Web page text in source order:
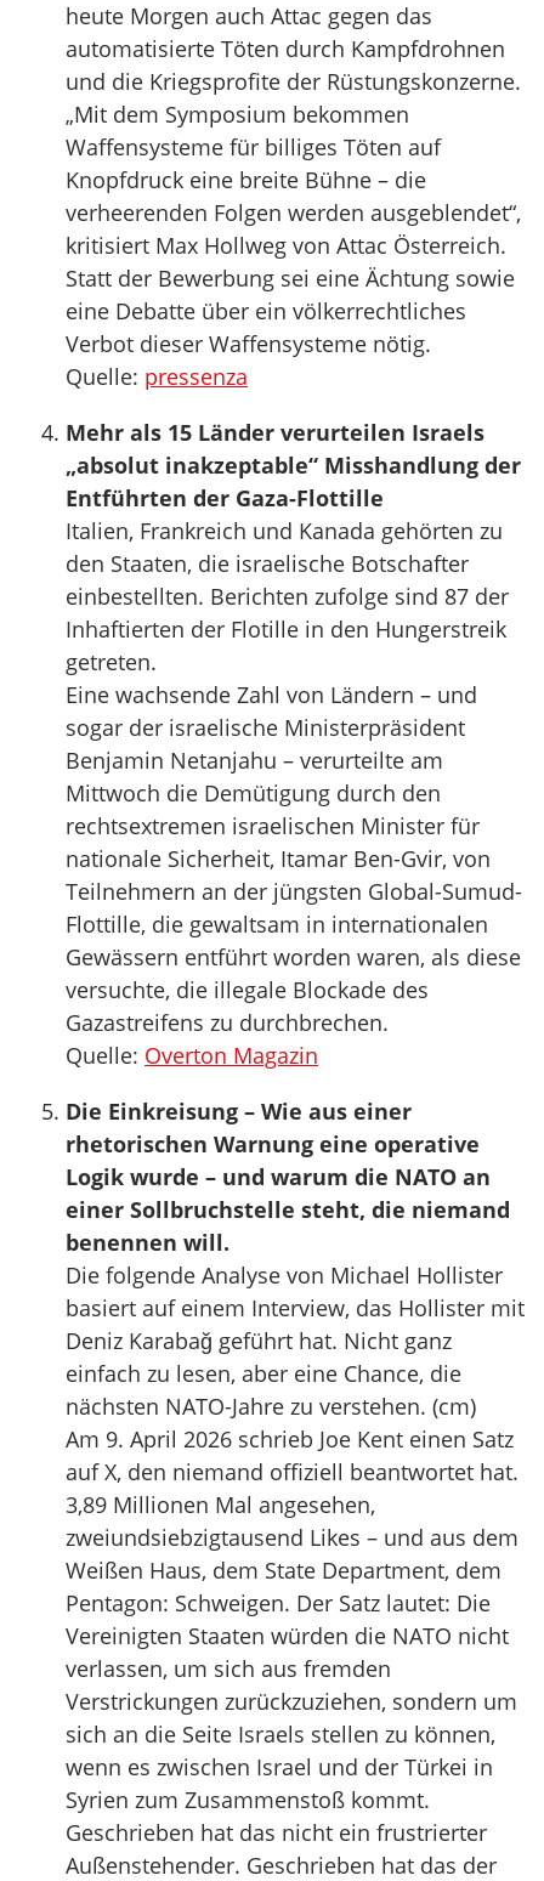
heute Morgen auch Attac gegen das
automatisierte Töten durch Kampfdrohnen
und die Kriegsprofite der Rüstungskonzerne.
„Mit dem Symposium bekommen
Waffensysteme für billiges Töten auf
Knopfdruck eine breite Bühne – die
verheerenden Folgen werden ausgeblendet“,
kritisiert Max Hollweg von Attac Österreich.
Statt der Bewerbung sei eine Ächtung sowie
eine Debatte über ein völkerrechtliches
Verbot dieser Waffensysteme nötig.
Quelle: pressenza
Mehr als 15 Länder verurteilen Israels
„absolut inakzeptable“ Misshandlung der
Entführten der Gaza-Flottille
Italien, Frankreich und Kanada gehörten zu
den Staaten, die israelische Botschafter
einbestellten. Berichten zufolge sind 87 der
Inhaftierten der Flotille in den Hungerstreik
getreten.
Eine wachsende Zahl von Ländern – und
sogar der israelische Ministerpräsident
Benjamin Netanjahu – verurteilte am
Mittwoch die Demütigung durch den
rechtsextremen israelischen Minister für
nationale Sicherheit, Itamar Ben-Gvir, von
Teilnehmern an der jüngsten Global-Sumud-
Flottille, die gewaltsam in internationalen
Gewässern entführt worden waren, als diese
versuchte, die illegale Blockade des
Gazastreifens zu durchbrechen.
Quelle: Overton Magazin
Die Einkreisung – Wie aus einer
rhetorischen Warnung eine operative
Logik wurde – und warum die NATO an
einer Sollbruchstelle steht, die niemand
benennen will.
Die folgende Analyse von Michael Hollister
basiert auf einem Interview, das Hollister mit
Deniz Karabağ geführt hat. Nicht ganz
einfach zu lesen, aber eine Chance, die
nächsten NATO-Jahre zu verstehen. (cm)
Am 9. April 2026 schrieb Joe Kent einen Satz
auf X, den niemand offiziell beantwortet hat.
3,89 Millionen Mal angesehen,
zweiundsiebzigtausend Likes – und aus dem
Weißen Haus, dem State Department, dem
Pentagon: Schweigen. Der Satz lautet: Die
Vereinigten Staaten würden die NATO nicht
verlassen, um sich aus fremden
Verstrickungen zurückzuziehen, sondern um
sich an die Seite Israels stellen zu können,
wenn es zwischen Israel und der Türkei in
Syrien zum Zusammenstoß kommt.
Geschrieben hat das nicht ein frustrierter
Außenstehender. Geschrieben hat das der